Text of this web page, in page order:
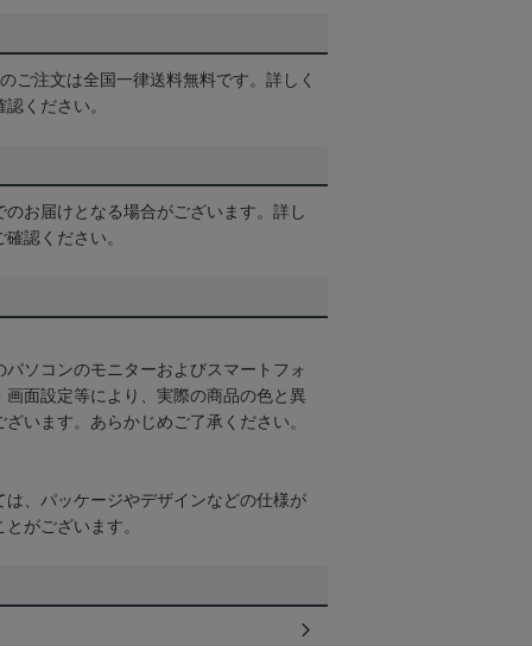
ご注文は全国一律送料無料です。詳しく
認ください。
お届けとなる場合がございます。詳し
確認ください。
ソコンのモニターおよびスマートフォ
画面設定等により、実際の商品の色と異
います。あらかじめご了承ください。
は、パッケージやデザインなどの仕様が
がございます。